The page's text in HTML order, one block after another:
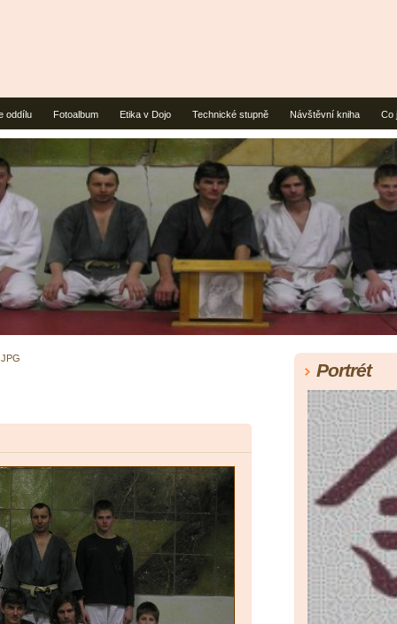
oddílu Fotoalbum Etika v Dojo Technické stupně Návštěvní kniha Co
Portrét